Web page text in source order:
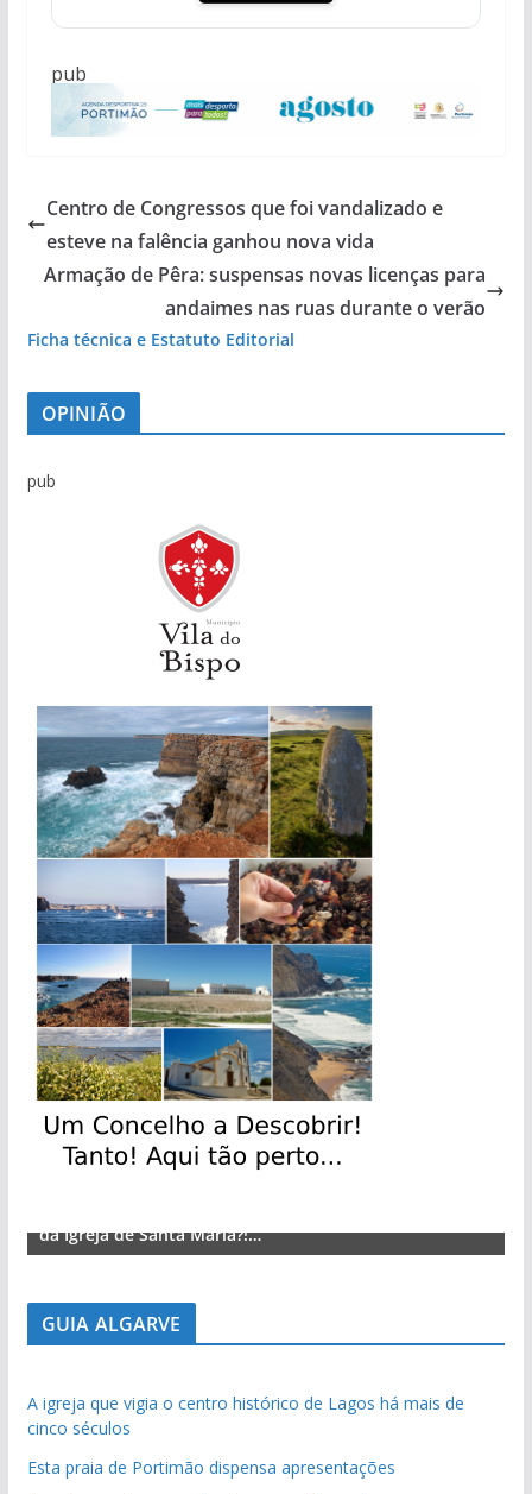
pub
Centro de Congressos que foi vandalizado e
esteve na falência ganhou nova vida
Armação de Pêra: suspensas novas licenças para
andaimes nas ruas durante o verão
Ficha técnica e Estatuto Editorial
OPINIÃO
pub
da Igreja de Santa Maria?!…
GUIA ALGARVE
A igreja que vigia o centro histórico de Lagos há mais de
cinco séculos
Esta praia de Portimão dispensa apresentações